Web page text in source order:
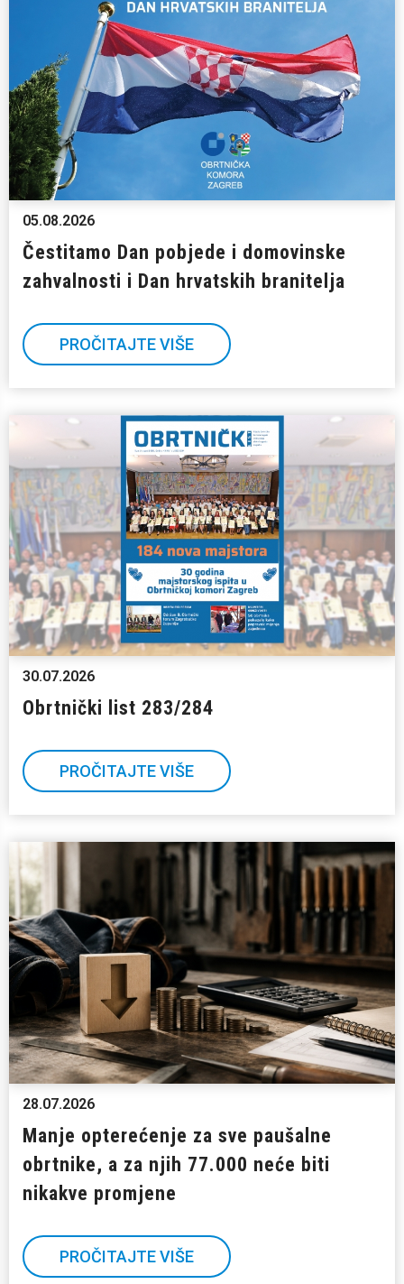
05.08.2026
Čestitamo Dan pobjede i domovinske
zahvalnosti i Dan hrvatskih branitelja
PROČITAJTE VIŠE
30.07.2026
Obrtnički list 283/284
PROČITAJTE VIŠE
28.07.2026
Manje opterećenje za sve paušalne
obrtnike, a za njih 77.000 neće biti
nikakve promjene
PROČITAJTE VIŠE